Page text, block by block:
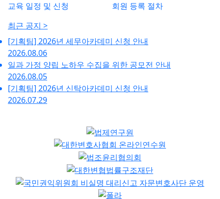
교육 일정 및 신청
회원 등록 절차
최근 공지 >
[기획팀] 2026년 세무아카데미 신청 안내
2026.08.06
일과 가정 양립 노하우 수집을 위한 공모전 안내
2026.08.05
[기획팀] 2026년 신탁아카데미 신청 안내
2026.07.29